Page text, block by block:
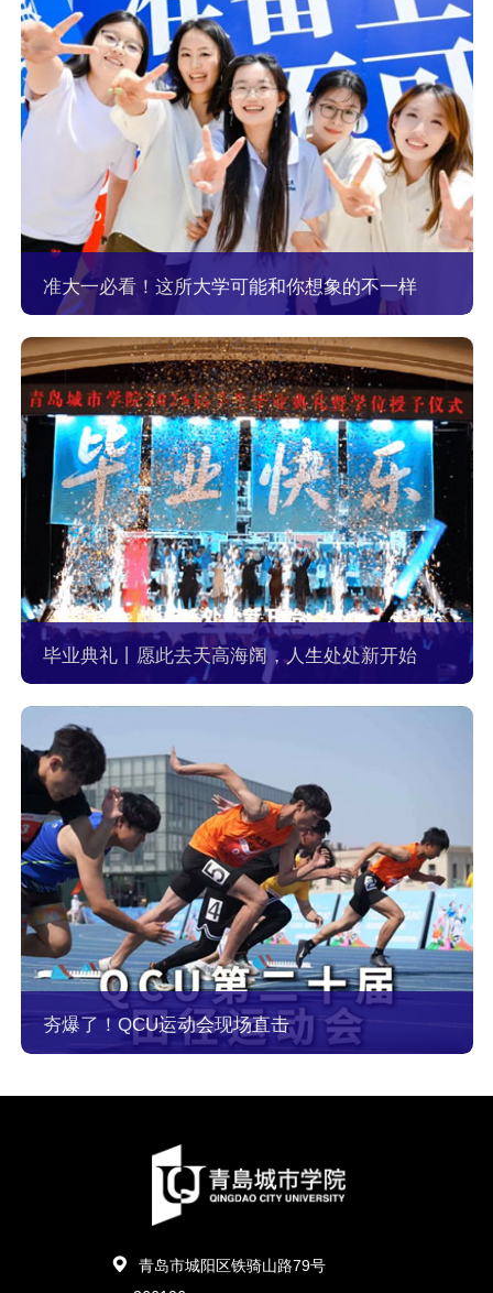
准大一必看！这所大学可能和你想象的不一样
毕业典礼丨愿此去天高海阔，人生处处新开始
夯爆了！QCU运动会现场直击
青岛市城阳区铁骑山路79号